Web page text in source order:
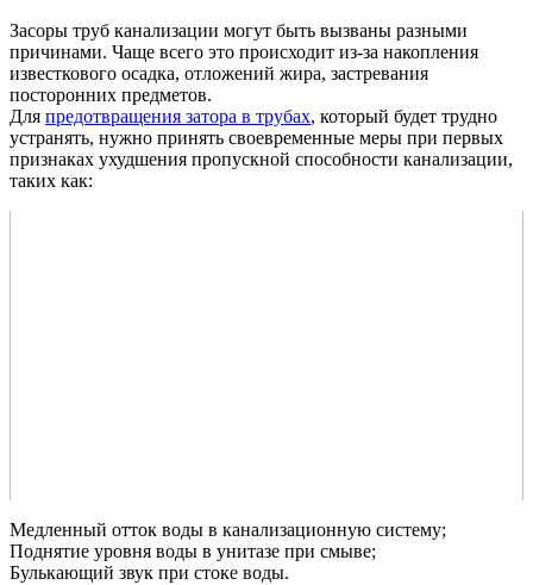
Засоры труб канализации могут быть вызваны разными
причинами. Чаще всего это происходит из-за накопления
известкового осадка, отложений жира, застревания
посторонних предметов.
Для предотвращения затора в трубах, который будет трудно
устранять, нужно принять своевременные меры при первых
признаках ухудшения пропускной способности канализации,
таких как:
Медленный отток воды в канализационную систему;
Поднятие уровня воды в унитазе при смыве;
Булькающий звук при стоке воды.